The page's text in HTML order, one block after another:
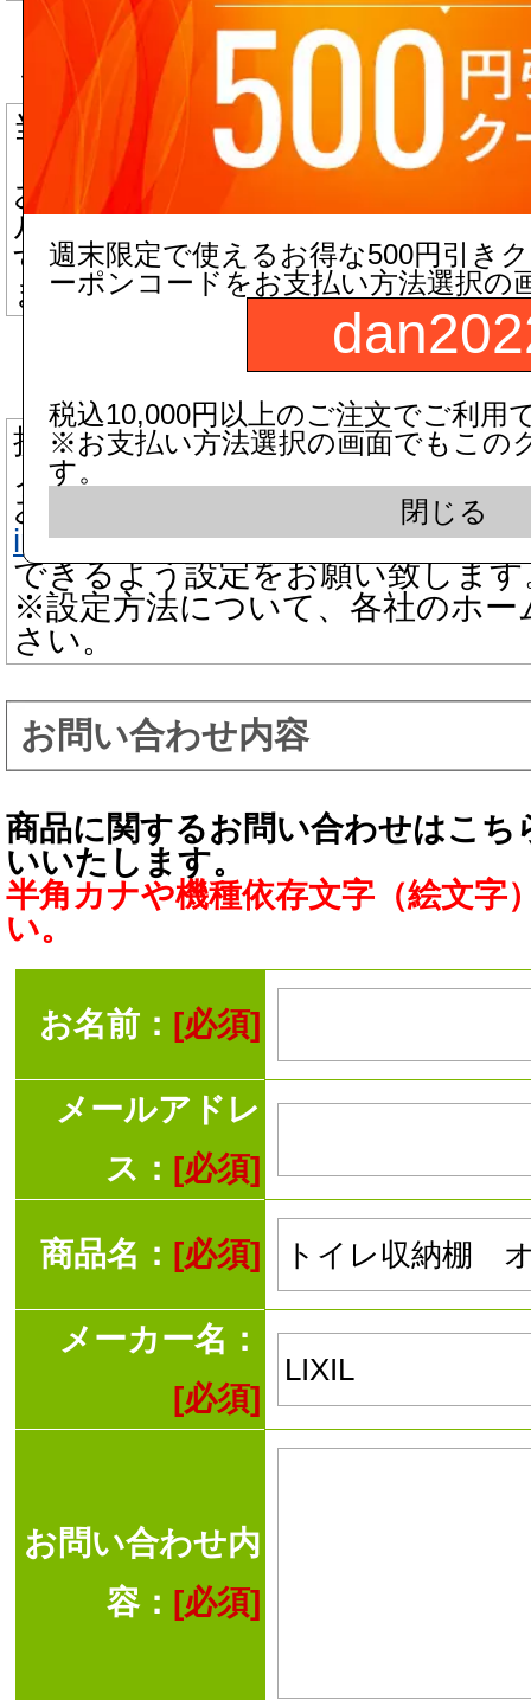
▼ フリーメール(Yahoo!メール,
ご利用のお客様へ
当店からのメールが迷惑メール
「迷惑メール」と判断される場
お手数ですが迷惑メール、ゴミ
ルにつきましてもご確認いただ
す。
また、受信許可設定が必要な場
▼ 携帯電話メールアドレスをご
携帯電話の場合、迷惑メール防
メールを受信できない機能がご
お手数をお掛け致しますが、当
info@dandorie.comまたはドメイ
できるよう設定をお願い致します
※設定方法について、各社のホー
さい。
お問い合わせ内容
商品に関するお問い合わせはこ
いいたします。
半角カナや機種依存文字（絵文字
い。
お名前： [必須]
メールアドレ
ス： [必須]
商品名： [必須]
メーカー名：
[必須]
お問い合わせ内
容： [必須]
週末限定で使えるお得な500円引き
ーポンコードをお支払い方法選択の
税込10,000円以上のご注文でご利用
※お支払い方法選択の画面でもこの
す。
閉じる